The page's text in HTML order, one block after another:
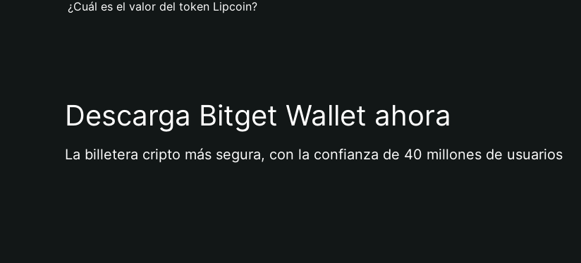
¿Cuál es el valor del token Lipcoin?
Descarga Bitget Wallet ahora
La billetera cripto más segura, con la confianza de 40 millones de usuarios